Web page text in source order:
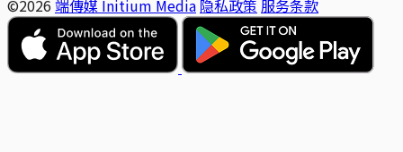
©2026 端傳媒 Initium Media 隐私政策 服务条款